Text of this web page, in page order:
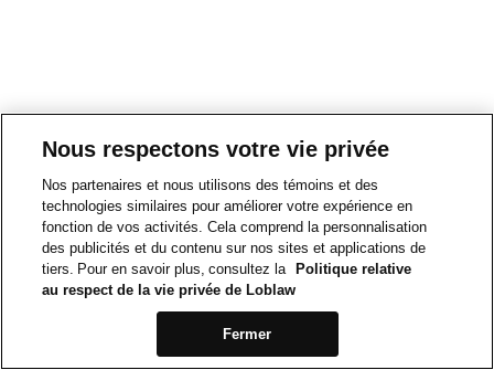
Nous respectons votre vie privée
Nos partenaires et nous utilisons des témoins et des
technologies similaires pour améliorer votre expérience en
fonction de vos activités. Cela comprend la personnalisation
des publicités et du contenu sur nos sites et applications de
tiers. Pour en savoir plus, consultez la
Politique relative
au respect de la vie privée de Loblaw
Fermer